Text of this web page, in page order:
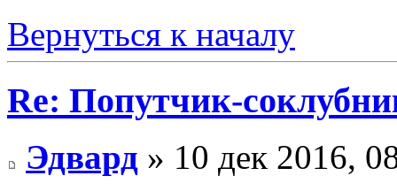
Вернуться к началу
Re: Попутчик-
Эдвард » 10 дек 2016,